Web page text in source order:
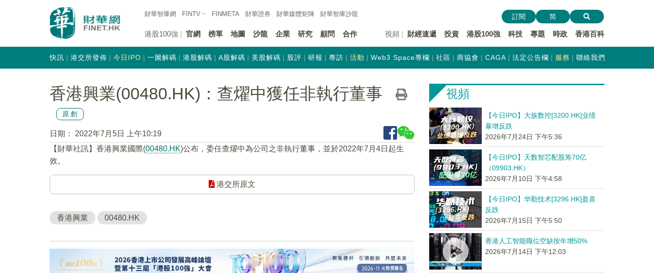
財華智庫網 FINTV FINMETA 財華證券 財華媒體矩陣 財華智庫沙龍
港股100強 官網 榜單 地圖 沙龍 企業 研究 顧問 合作 視頻 財經速遞 投資 港股100強 科技 專題 時政 香港百科
訂閱 简
快訊 港交所發佈 今日IPO 一圖解碼 港股解碼 A股解碼 美股解碼 股評 研報 專訪 活動 Web3 Space專欄 社區 商協會 CAGA 法定公告欄 服務 聯絡我們
香港興業(00480.HK)：查燿中獲任非執行董事
原創
日期：
2022年7月5日 上午10:19
【財華社訊】香港興業國際(00480.HK)公布，委任查燿中為公司之非執行董事，並於2022年7月4日起生
效。
港交所原文
香港興業 00480.HK
視頻
【今日IPO】大族数控[3200.HK]业绩
暴增反跌
2026年7月24日 下午5:36
【今日IPO】天数智芯配股筹70亿
（09903.HK）
2026年7月10日 下午4:58
【今日IPO】华勤技术[3296.HK]盈喜
反跌
2026年7月15日 下午5:50
香港人工智能職位空缺按年增50%
2026年7月14日 下午12:03